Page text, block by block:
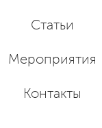
Статьи
Мероприятия
Контакты